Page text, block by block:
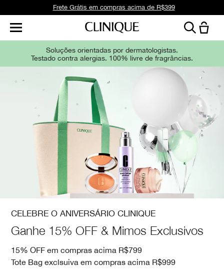
Frete Grátis em compras acima de R$399
Soluções orientadas por dermatologistas.
Testado contra alergias. 100% livre de fragrâncias.
CELEBRE O ANIVERSÁRIO CLINIQUE
Ganhe 15% OFF & Mimos Exclusivos
15% OFF em compras acima R$799
Tote Bag exclsuiva em compras acima R$999